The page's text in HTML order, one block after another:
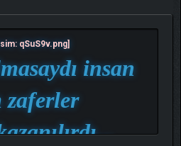
insan
zaferler